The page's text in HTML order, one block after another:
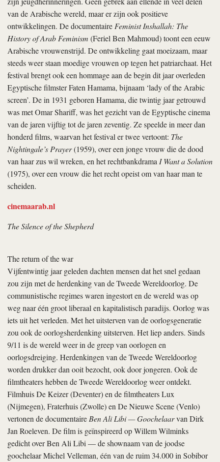
van de Arabische wereld, maar er zijn ook positieve
ontwikkelingen. De documentaireFeminist Inshallah: The
History of Arab Feminism (Feriel Ben Mahmoud) toont een eeuw
Arabische vrouwenstrijd. De ontwikkeling gaat moeizaam, maar
steeds weer staan moedige vrouwen op tegen het patriarchaat. Het
festival brengt ook een hommage aan de begin dit jaar overleden
Egyptische filmster Faten Hamama, bijnaam ‘lady of the Arabic
screen’. De in 1931 geboren Hamama, die twintig jaar getrouwd
was met Omar Shariff, was het gezicht van de Egyptische cinema
van de jaren vijftig tot de jaren zeventig. Ze speelde in meer dan
honderd films, waarvan het festival er twee vertoont: The
Nightingale’s Prayer(1959), over een jonge vrouw die de dood
van haar zus wil wreken, en het rechtbankdramaI Want a Solution
(1975), over een vrouw die het recht opeist om van haar man te
scheiden.
cinemaarab.nl
The Silence of the Shepherd
The return of the war
Vijfentwintig jaar geleden dachten mensen dat het snel gedaan
zou zijn met de herdenking van de Tweede Wereldoorlog. De
communistische regimes waren ingestort en de wereld was op
weg naar één groot liberaal en kapitalistisch paradijs. Oorlog was
iets uit het verleden. Met het uitsterven van de oorlogsgeneratie
zou ook de oorlogsherdenking uitsterven. Het liep anders. Sinds
9/11 is de wereld weer in de greep van oorlogen en
oorlogsdreiging. Herdenkingen van de Tweede Wereldoorlog
worden drukker dan ooit bezocht, ook door jongeren. Ook de
filmtheaters hebben de Tweede Wereldoorlog weer ontdekt.
Filmhuis De Keizer (Deventer) en de filmtheaters Lux
(Nijmegen), Fraterhuis (Zwolle) en De Nieuwe Scene (Venlo)
vertonen de documentaireBen Ali Libi — Goochelaarvan Dirk
Jan Roeleven. De film is geïnspireerd op Willem Wilminks
gedicht over Ben Ali Libi — de shownaam van de joodse
goochelaar Michel Velleman, één van de ruim 34.000 in Sobibor